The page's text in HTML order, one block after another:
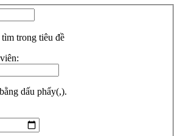
trong tiêu đề
dấu phẩy(,).